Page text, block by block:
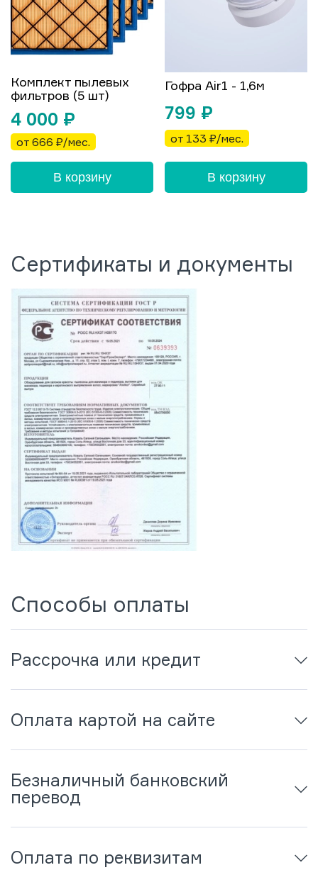
Комплект пылевых
фильтров (5 шт)
4 000 ₽
от 666 ₽/мес.
В корзину
Гофра Air1 - 1,6м
799 ₽
от 133 ₽/мес.
В корзину
Сертификаты и документы
Способы оплаты
Рассрочка или кредит
Оплата картой на сайте
Безналичный банковский
перевод
Оплата по реквизитам